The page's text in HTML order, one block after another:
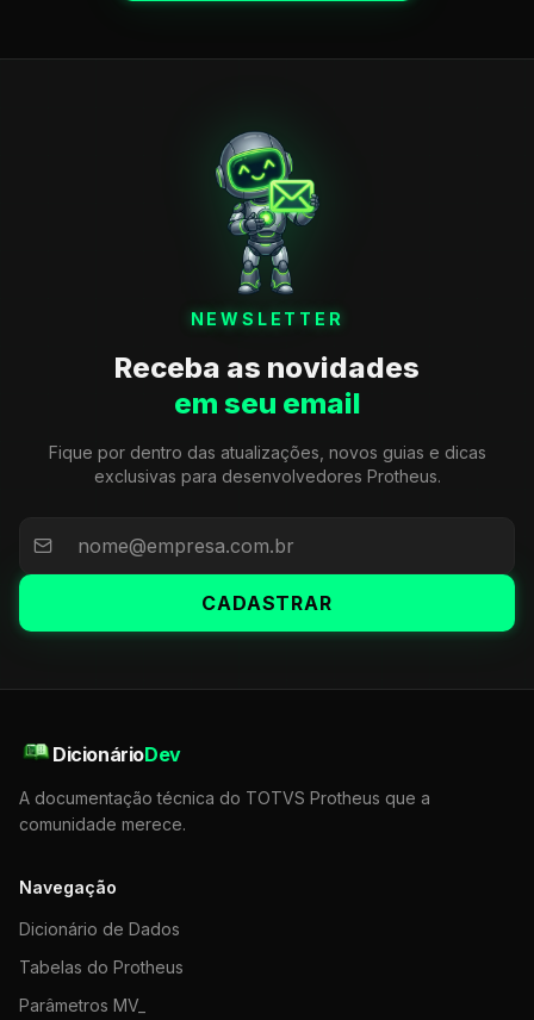
NEWSLETTER
Receba as novidades
em seu email
Fique por dentro das atualizações, novos guias e dicas
exclusivas para desenvolvedores Protheus.
CADASTRAR
DicionárioDev
A documentação técnica do TOTVS Protheus que a
comunidade merece.
Navegação
Dicionário de Dados
Tabelas do Protheus
Parâmetros MV_